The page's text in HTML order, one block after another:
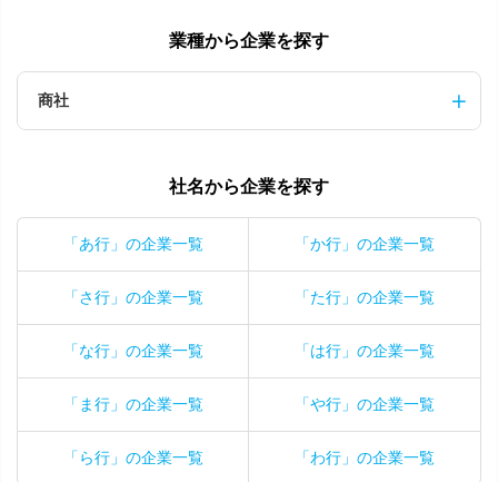
業種から企業を探す
商社
社名から企業を探す
「あ行」の企業一覧 「か行」の企業一覧
「さ行」の企業一覧 「た行」の企業一覧
「な行」の企業一覧 「は行」の企業一覧
「ま行」の企業一覧 「や行」の企業一覧
「ら行」の企業一覧 「わ行」の企業一覧